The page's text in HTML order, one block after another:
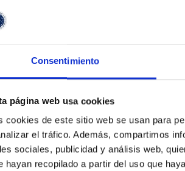
Consentimiento
página web usa cookies
cookies de este sitio web se usan para
el tráfico. Además, compartimos
sociales, publicidad y análisis web,
hayan recopilado a partir del uso que